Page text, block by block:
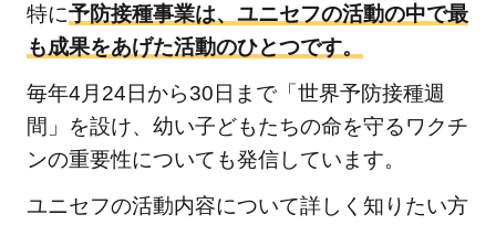
特に予防接種事業は、ユニセフの活動の中で最
も成果をあげた活動のひとつです。
毎年4月24日から30日まで「世界予防接種週
間」を設け、幼い子どもたちの命を守るワクチ
ンの重要性についても発信しています。
ユニセフの活動内容について詳しく知りたい方